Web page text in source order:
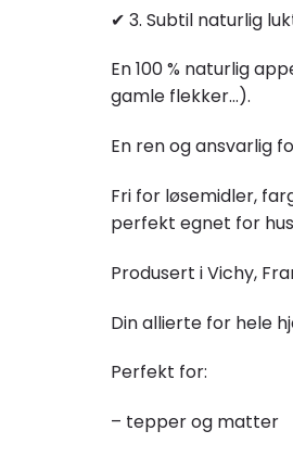
✔ 3. Subtil naturlig
En 100 % naturlig
gamle flekker…).
En ren og ansvarlig
Fri for løsemidler,
perfekt egnet for
Produsert i Vichy,
Din allierte for hele
Perfekt for:
– tepper og matter